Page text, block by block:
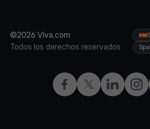
©2026 Viva.com
Todos los derechos reservados
Facebook
X LinkedIn